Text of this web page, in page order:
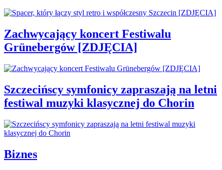
Zachwycający koncert Festiwalu
Grünebergów [ZDJĘCIA]
Szczecińscy symfonicy zapraszają na letni
festiwal muzyki klasycznej do Chorin
Biznes